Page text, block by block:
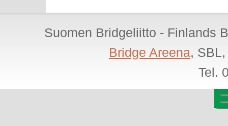
Suomen Bridgeliitto - Finlands
Bridge Areena,
Tel.